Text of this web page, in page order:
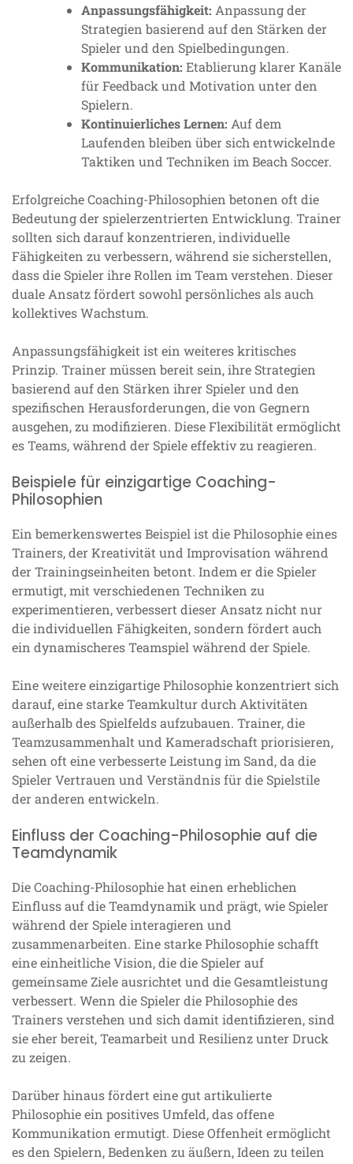
Anpassungsfähigkeit: Anpassung der
Strategien basierend auf den Stärken der
Spieler und den Spielbedingungen.
Kommunikation: Etablierung klarer Kanäle
für Feedback und Motivation unter den
Spielern.
Kontinuierliches Lernen: Auf dem
Laufenden bleiben über sich entwickelnde
Taktiken und Techniken im Beach Soccer.
Erfolgreiche Coaching-Philosophien betonen oft die
Bedeutung der spielerzentrierten Entwicklung. Trainer
sollten sich darauf konzentrieren, individuelle
Fähigkeiten zu verbessern, während sie sicherstellen,
dass die Spieler ihre Rollen im Team verstehen. Dieser
duale Ansatz fördert sowohl persönliches als auch
kollektives Wachstum.
Anpassungsfähigkeit ist ein weiteres kritisches
Prinzip. Trainer müssen bereit sein, ihre Strategien
basierend auf den Stärken ihrer Spieler und den
spezifischen Herausforderungen, die von Gegnern
ausgehen, zu modifizieren. Diese Flexibilität ermöglicht
es Teams, während der Spiele effektiv zu reagieren.
Beispiele für einzigartige Coaching-
Philosophien
Ein bemerkenswertes Beispiel ist die Philosophie eines
Trainers, der Kreativität und Improvisation während
der Trainingseinheiten betont. Indem er die Spieler
ermutigt, mit verschiedenen Techniken zu
experimentieren, verbessert dieser Ansatz nicht nur
die individuellen Fähigkeiten, sondern fördert auch
ein dynamischeres Teamspiel während der Spiele.
Eine weitere einzigartige Philosophie konzentriert sich
darauf, eine starke Teamkultur durch Aktivitäten
außerhalb des Spielfelds aufzubauen. Trainer, die
Teamzusammenhalt und Kameradschaft priorisieren,
sehen oft eine verbesserte Leistung im Sand, da die
Spieler Vertrauen und Verständnis für die Spielstile
der anderen entwickeln.
Einfluss der Coaching-Philosophie auf die
Teamdynamik
Die Coaching-Philosophie hat einen erheblichen
Einfluss auf die Teamdynamik und prägt, wie Spieler
während der Spiele interagieren und
zusammenarbeiten. Eine starke Philosophie schafft
eine einheitliche Vision, die die Spieler auf
gemeinsame Ziele ausrichtet und die Gesamtleistung
verbessert. Wenn die Spieler die Philosophie des
Trainers verstehen und sich damit identifizieren, sind
sie eher bereit, Teamarbeit und Resilienz unter Druck
zu zeigen.
Darüber hinaus fördert eine gut artikulierte
Philosophie ein positives Umfeld, das offene
Kommunikation ermutigt. Diese Offenheit ermöglicht
es den Spielern, Bedenken zu äußern, Ideen zu teilen